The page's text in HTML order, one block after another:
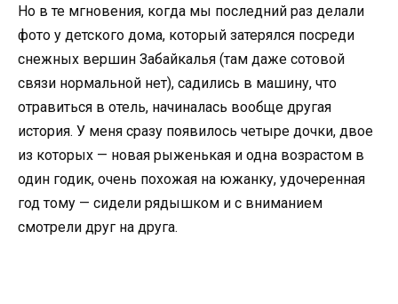
Но в те мгновения, когда мы последний раз делали
фото у детского дома, который затерялся посреди
снежных вершин Забайкалья (там даже сотовой
связи нормальной нет), садились в машину, что
отравиться в отель, начиналась вообще другая
история. У меня сразу появилось четыре дочки, двое
из которых — новая рыженькая и одна возрастом в
один годик, очень похожая на южанку, удочеренная
год тому — сидели рядышком и с вниманием
смотрели друг на друга.